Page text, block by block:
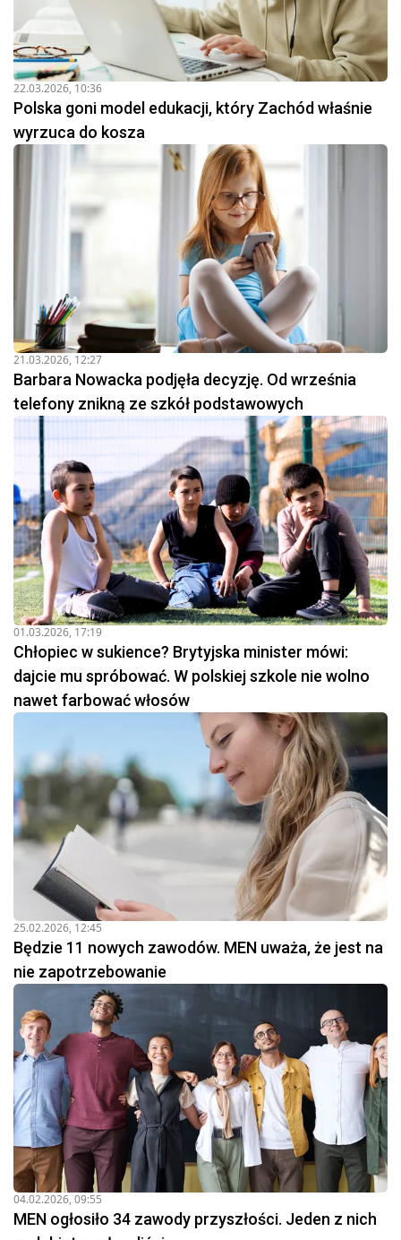
22.03.2026, 10:36
Polska goni model edukacji, który Zachód właśnie
wyrzuca do kosza
21.03.2026, 12:27
Barbara Nowacka podjęła decyzję. Od września
telefony znikną ze szkół podstawowych
01.03.2026, 17:19
Chłopiec w sukience? Brytyjska minister mówi:
dajcie mu spróbować. W polskiej szkole nie wolno
nawet farbować włosów
25.02.2026, 12:45
Będzie 11 nowych zawodów. MEN uważa, że jest na
nie zapotrzebowanie
04.02.2026, 09:55
MEN ogłosiło 34 zawody przyszłości. Jeden z nich